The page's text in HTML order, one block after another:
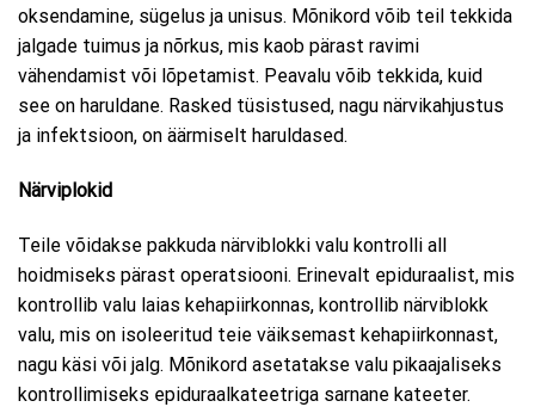
oksendamine, sügelus ja unisus. Mõnikord võib teil tekkida
jalgade tuimus ja nõrkus, mis kaob pärast ravimi
vähendamist või lõpetamist. Peavalu võib tekkida, kuid
see on haruldane. Rasked tüsistused, nagu närvikahjustus
ja infektsioon, on äärmiselt haruldased.
Närviplokid
Teile võidakse pakkuda närviblokki valu kontrolli all
hoidmiseks pärast operatsiooni. Erinevalt epiduraalist, mis
kontrollib valu laias kehapiirkonnas, kontrollib närviblokk
valu, mis on isoleeritud teie väiksemast kehapiirkonnast,
nagu käsi või jalg. Mõnikord asetatakse valu pikaajaliseks
kontrollimiseks epiduraalkateetriga sarnane kateeter.